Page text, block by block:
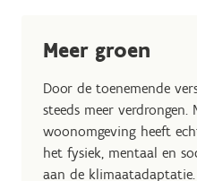
Meer groen
Door de toenemende
steeds meer verdrongen.
woonomgeving heeft
het fysiek, mentaal en
aan de klimaatadaptatie.